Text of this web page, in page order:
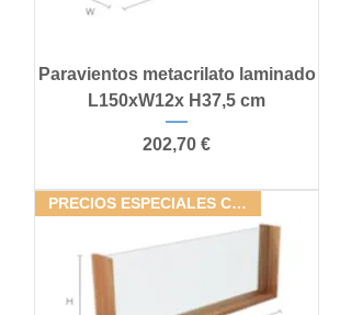
Paravientos metacrilato laminado
L150xW12x H37,5 cm
Precio
202,70 €
PRECIOS ESPECIALES CONJUNTOS